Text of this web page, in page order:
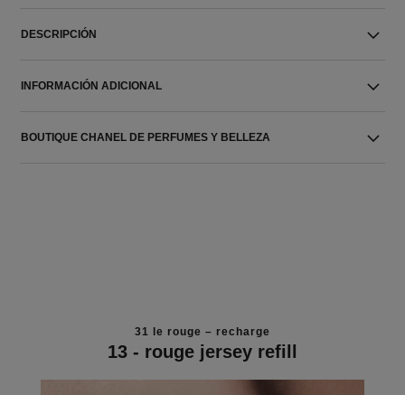
DESCRIPCIÓN
INFORMACIÓN ADICIONAL
BOUTIQUE CHANEL DE PERFUMES Y BELLEZA
31 le rouge – recharge
13 - rouge jersey refill